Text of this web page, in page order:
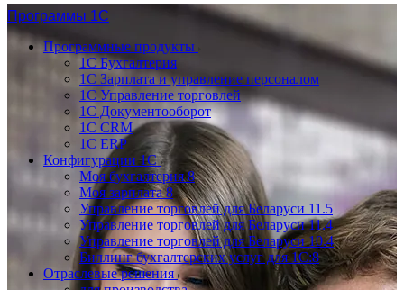
Программы 1С
Программные продукты
1С Бухгалтерия
1С Зарплата и управление персоналом
1С Управление торговлей
1С Документооборот
1С CRM
1С ERP
Конфигурации 1С
Моя бухгалтерия 8
Моя зарплата 8
Управление торговлей для Беларуси 11.5
Управление торговлей для Беларуси 11.4
Управление торговлей для Беларуси 10.4
Биллинг бухгалтерских услуг для 1С:8
Отраслевые решения